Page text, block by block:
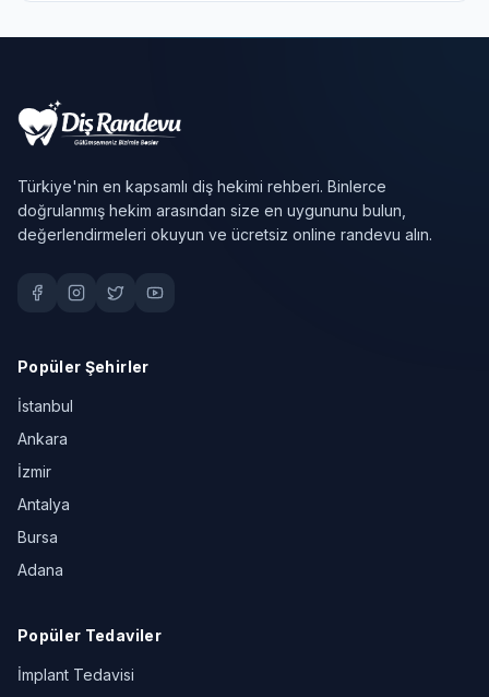
Türkiye'nin en kapsamlı diş hekimi rehberi. Binlerce
doğrulanmış hekim arasından size en uygununu bulun,
değerlendirmeleri okuyun ve ücretsiz online randevu alın.
Popüler Şehirler
İstanbul
Ankara
İzmir
Antalya
Bursa
Adana
Popüler Tedaviler
İmplant Tedavisi